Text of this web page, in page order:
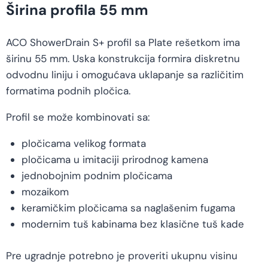
Širina profila 55 mm
ACO ShowerDrain S+ profil sa Plate rešetkom ima
širinu 55 mm. Uska konstrukcija formira diskretnu
odvodnu liniju i omogućava uklapanje sa različitim
formatima podnih pločica.
Profil se može kombinovati sa:
pločicama velikog formata
pločicama u imitaciji prirodnog kamena
jednobojnim podnim pločicama
mozaikom
keramičkim pločicama sa naglašenim fugama
modernim tuš kabinama bez klasične tuš kade
Pre ugradnje potrebno je proveriti ukupnu visinu